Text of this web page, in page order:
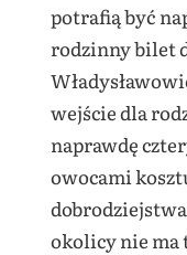
potrafią być
rodzinny bilet
wejście dla
naprawdę
owocami
okolicy nie ma